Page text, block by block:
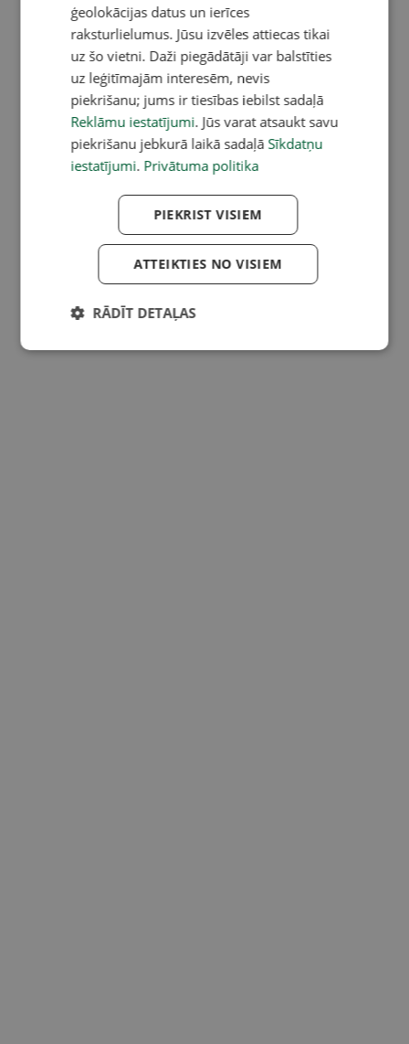
ģeolokācijas datus un ierīces
raksturlielumus. Jūsu izvēles attiecas tikai
uz šo vietni. Daži piegādātāji var balstīties
uz leģitīmajām interesēm, nevis
piekrišanu; jums ir tiesības iebilst sadaļā
Reklāmu iestatījumi. Jūs varat atsaukt savu
piekrišanu jebkurā laikā sadaļā Sīkdatņu
iestatījumi. Privātuma politika
PIEKRIST VISIEM
ATTEIKTIES NO VISIEM
RĀDĪT DETAĻAS